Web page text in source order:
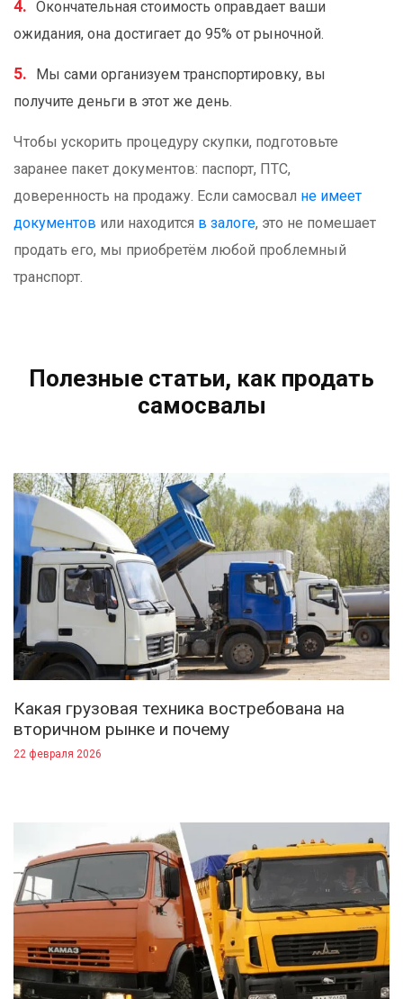
Окончательная стоимость оправдает ваши
ожидания, она достигает до 95% от рыночной.
Мы сами организуем транспортировку, вы
получите деньги в этот же день.
Чтобы ускорить процедуру скупки, подготовьте
заранее пакет документов: паспорт, ПТС,
доверенность на продажу. Если самосвал не имеет
документов или находится в залоге, это не помешает
продать его, мы приобретём любой проблемный
транспорт.
Полезные статьи, как продать
самосвалы
Какая грузовая техника востребована на
вторичном рынке и почему
22 февраля 2026